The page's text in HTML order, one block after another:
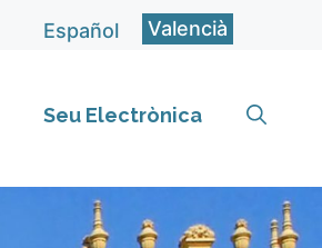
Español Valencià
Seu Electrònica